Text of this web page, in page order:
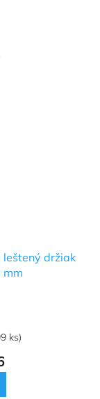
leštený držiak
mm
ks)